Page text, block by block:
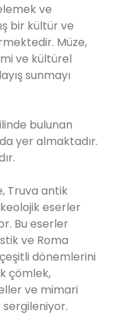
ve
bir kültür ve
Müze,
ve kültürel
sunmayı
bulunan
yer almaktadır.
Truva antik
eserler
Bu eserler
ve Roma
dönemlerini
çömlek,
ve mimari